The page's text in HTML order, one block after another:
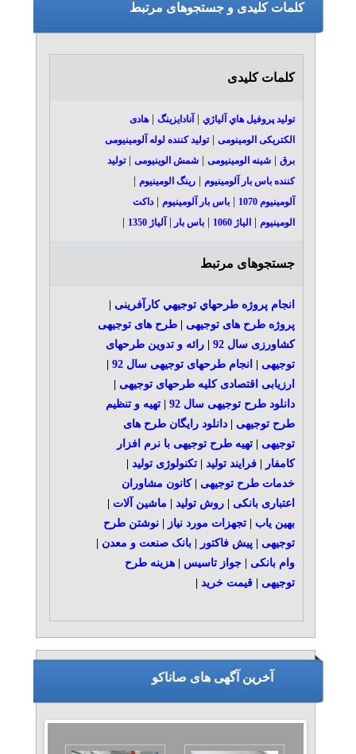
کلمات کلیدی و جستجوهای مرتبط
کلمات کلیدی
توليد پروفيل هاي آلياژي |آنادایزینگ |هادی
الکتریکی الومینومی |تولید کننده لوله آلومینیومی
برق |شینه الومینیومی |شمش الوینیومی |تولید
کننده باس بار آلومینیوم |رینگ الومینیوم
آلومینیوم 1070 |باس بار آلومینیوم |داکت
الومینیوم |الیاژ 1060 |باس بار |آلیاژ 1350
جستجوهای مرتبط
انجام پروژه طرحهاي توجيهي کارآفرينی
پروژه طرح های توجیهی |طرح های توجیهی
کشاورزی سال 92
|رائه و تدوین طرحهای
توجیهی
انجام طرحهای توجیهی سال 92
ارزیابی اقتصادی کلیه طرحهای توجیهی
دانلود طرح توجیهی سال 92
|تهیه و تنظیم
طرح توجیهی |دانلود رایگان طرح های
توجیهی |تهیه طرح توجیهی با نرم افزار
کامفار
|فرایند تولید |تکنولوژی تولید
خدمات طرح توجیهی |کانون مشاوران
اعتباری بانکی |روش تولید ماشین آلات
بهین یاب |تجهزات مورد نیاز |نوشتن طرح
توجیهی |پیش فاکتور |بانک صنعت و معدن
وام بانکی |جواز تاسیس |هزینه طرح
توجیهی |قیمت خرید
آخرین آگهی های صاناکو